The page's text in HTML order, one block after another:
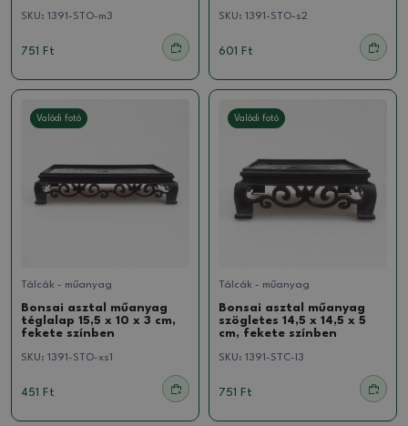
SKU: 1391-STO-m3
751 Ft
SKU: 1391-STO-s2
601 Ft
Valódi fotó
Tálcák - műanyag
Bonsai asztal műanyag
téglalap 15,5 x 10 x 3 cm,
fekete színben
SKU: 1391-STO-xs1
451 Ft
Valódi fotó
Tálcák - műanyag
Bonsai asztal műanyag
szögletes 14,5 x 14,5 x 5
cm, fekete színben
SKU: 1391-STC-l3
751 Ft